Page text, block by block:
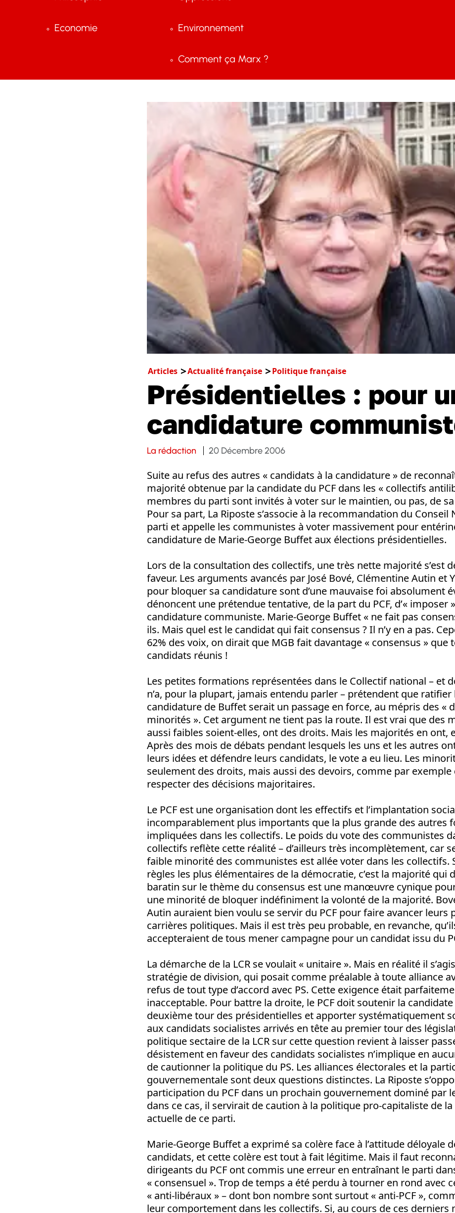
Economie Environnement
Comment ça Marx ?
Articles Actualité française Politique française
Présidentielles : pour
candidature
La rédaction 20 Décembre 2006
Suite au refus des autres « candidats à la candidature » de
majorité obtenue par la candidate du PCF dans les « collectifs
membres du parti sont invités à voter sur le maintien, ou pas, de
Pour sa part, La Riposte s’associe à la recommandation du Conseil
parti et appelle les communistes à voter massivement pour
candidature de Marie-George Buffet aux élections présidentielles.
Lors de la consultation des collectifs, une très nette majorité s’est
faveur. Les arguments avancés par José Bové, Clémentine Autin et
pour bloquer sa candidature sont d’une mauvaise foi absolument
dénoncent une prétendue tentative, de la part du PCF, d’« imposer
candidature communiste. Marie-George Buffet « ne fait pas
ils. Mais quel est le candidat qui fait consensus ? Il n’y en a pas.
62% des voix, on dirait que MGB fait davantage « consensus » que
candidats réunis !
Les petites formations représentées dans le Collectif national – et
n’a, pour la plupart, jamais entendu parler – prétendent que ratifier
candidature de Buffet serait un passage en force, au mépris des «
minorités ». Cet argument ne tient pas la route. Il est vrai que des
aussi faibles soient-elles, ont des droits. Mais les majorités en ont,
Après des mois de débats pendant lesquels les uns et les autres
leurs idées et défendre leurs candidats, le vote a eu lieu. Les
seulement des droits, mais aussi des devoirs, comme par exemple
respecter des décisions majoritaires.
Le PCF est une organisation dont les effectifs et l’implantation
incomparablement plus importants que la plus grande des autres
impliquées dans les collectifs. Le poids du vote des communistes
collectifs reflète cette réalité – d’ailleurs très incomplètement, car
faible minorité des communistes est allée voter dans les collectifs.
règles les plus élémentaires de la démocratie, c’est la majorité qui
baratin sur le thème du consensus est une manœuvre cynique
une minorité de bloquer indéfiniment la volonté de la majorité.
Autin auraient bien voulu se servir du PCF pour faire avancer leurs
carrières politiques. Mais il est très peu probable, en revanche,
accepteraient de tous mener campagne pour un candidat issu du
La démarche de la LCR se voulait « unitaire ». Mais en réalité il
stratégie de division, qui posait comme préalable à toute alliance
refus de tout type d’accord avec PS. Cette exigence était
inacceptable. Pour battre la droite, le PCF doit soutenir la candidate
deuxième tour des présidentielles et apporter systématiquement
aux candidats socialistes arrivés en tête au premier tour des
politique sectaire de la LCR sur cette question revient à laisser
désistement en faveur des candidats socialistes n’implique en
de cautionner la politique du PS. Les alliances électorales et la
gouvernementale sont deux questions distinctes. La Riposte
participation du PCF dans un prochain gouvernement dominé par
dans ce cas, il servirait de caution à la politique pro-capitaliste de
actuelle de ce parti.
Marie-George Buffet a exprimé sa colère face à l’attitude déloyale
candidats, et cette colère est tout à fait légitime. Mais il faut
dirigeants du PCF ont commis une erreur en entraînant le parti
« consensuel ». Trop de temps a été perdu à tourner en rond avec
« anti-libéraux » – dont bon nombre sont surtout « anti-PCF »,
leur comportement dans les collectifs. Si, au cours de ces derniers